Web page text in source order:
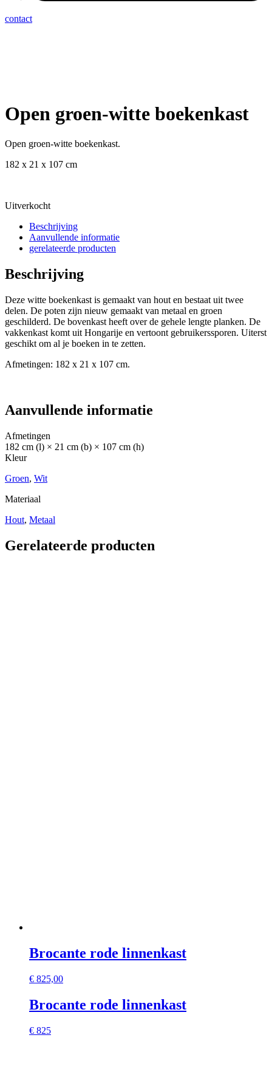
contact
Open groen-witte boekenkast
Open groen-witte boekenkast.
182 x 21 x 107 cm
Uitverkocht
Beschrijving
Aanvullende informatie
gerelateerde producten
Beschrijving
Deze witte boekenkast is gemaakt van hout en bestaat uit twee
delen. De poten zijn nieuw gemaakt van metaal en groen
geschilderd. De bovenkast heeft over de gehele lengte planken. De
vakkenkast komt uit Hongarije en vertoont gebruikerssporen. Uiterst
geschikt om al je boeken in te zetten.
Afmetingen: 182 x 21 x 107 cm.
Aanvullende informatie
Afmetingen
182 cm (l) × 21 cm (b) × 107 cm (h)
Kleur
Groen, Wit
Materiaal
Hout, Metaal
Gerelateerde producten
Brocante rode linnenkast
€ 825,00
Brocante rode linnenkast
€ 825